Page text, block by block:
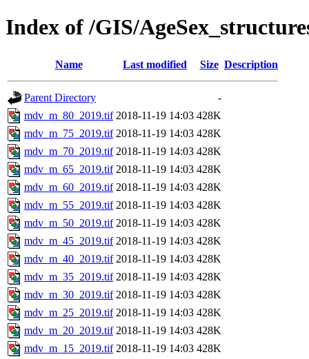
Index of /GIS/
Name Last modified Size Description
Parent Directory
-
mdv_m_80_2019.tif 2018-11-19 14:03 428K
mdv_m_75_2019.tif 2018-11-19 14:03 428K
mdv_m_70_2019.tif 2018-11-19 14:03 428K
mdv_m_65_2019.tif 2018-11-19 14:03 428K
mdv_m_60_2019.tif 2018-11-19 14:03 428K
mdv_m_55_2019.tif 2018-11-19 14:03 428K
mdv_m_50_2019.tif 2018-11-19 14:03 428K
mdv_m_45_2019.tif 2018-11-19 14:03 428K
mdv_m_40_2019.tif 2018-11-19 14:03 428K
mdv_m_35_2019.tif 2018-11-19 14:03 428K
mdv_m_30_2019.tif 2018-11-19 14:03 428K
mdv_m_25_2019.tif 2018-11-19 14:03 428K
mdv_m_20_2019.tif 2018-11-19 14:03 428K
mdv_m_15_2019.tif 2018-11-19 14:03 428K